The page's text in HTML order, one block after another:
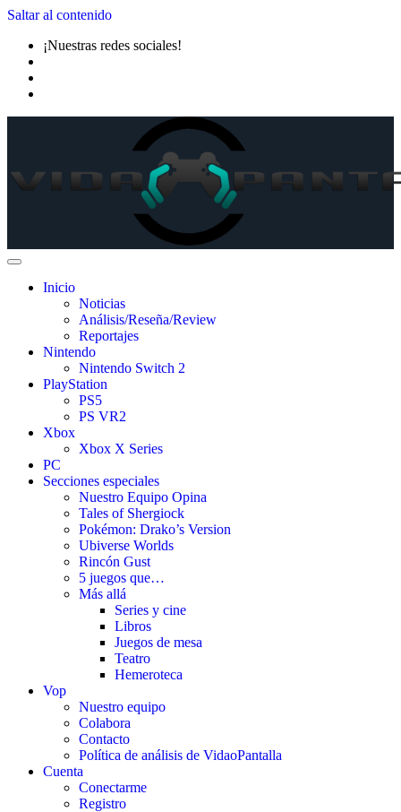
Saltar al contenido
¡Nuestras redes sociales!
Inicio
Noticias
Análisis/Reseña/Review
Reportajes
Nintendo
Nintendo Switch 2
PlayStation
PS5
PS VR2
Xbox
Xbox X Series
PC
Secciones especiales
Nuestro Equipo Opina
Tales of Shergiock
Pokémon: Drako’s Version
Ubiverse Worlds
Rincón Gust
5 juegos que…
Más allá
Series y cine
Libros
Juegos de mesa
Teatro
Hemeroteca
Vop
Nuestro equipo
Colabora
Contacto
Política de análisis de VidaoPantalla
Cuenta
Conectarme
Registro